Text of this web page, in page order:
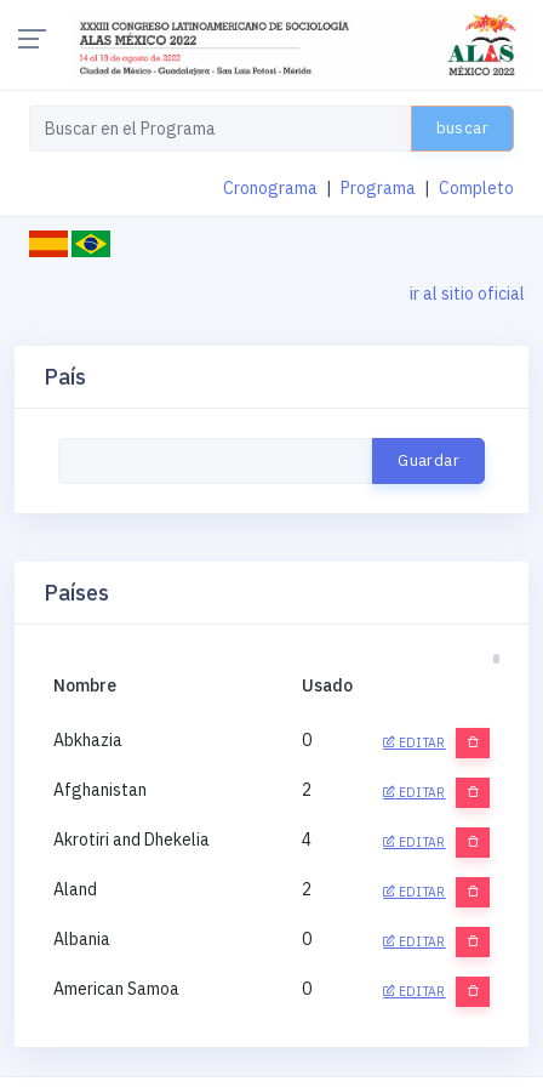
buscar
Cronograma Programa Completo
ir al sitio oficial
País
Países
Nombre Usado
Abkhazia 0 EDITAR
Afghanistan 2 EDITAR
Akrotiri and Dhekelia 4 EDITAR
Aland 2 EDITAR
Albania 0 EDITAR
American Samoa 0 EDITAR